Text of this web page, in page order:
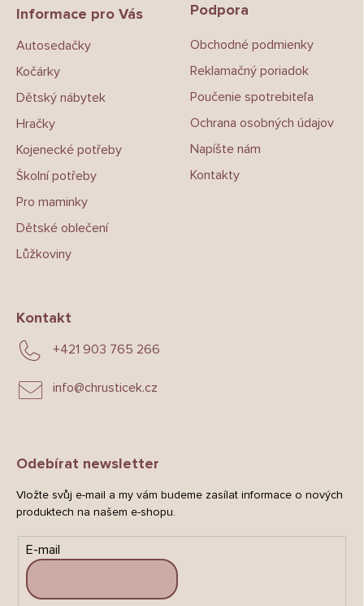
Informace pro Vás
Autosedačky
Kočárky
Dětský nábytek
Hračky
Kojenecké potřeby
Školní potřeby
Pro maminky
Dětské oblečení
Lůžkoviny
Podpora
Obchodné podmienky
Reklamačný poriadok
Poučenie spotrebiteľa
Ochrana osobných údajov
Napíšte nám
Kontakty
Kontakt
info@chrusticek.cz
+421 903 765 266
Odebírat newsletter
Vložte svůj e-mail a my vám budeme zasílat informace o nových
produktech na našem e-shopu.
E-mail